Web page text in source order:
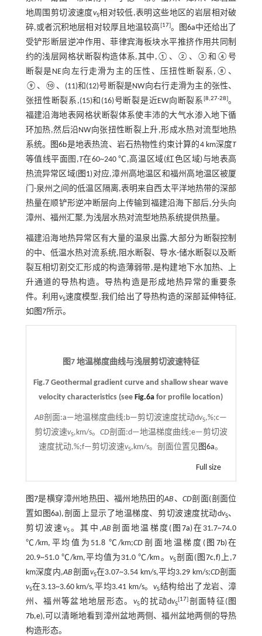
地周围剪切波速度vS相对较低,表明这些地区的岩层相对破
碎,或者沉积地层相对较厚且地温较高 [17]。 图6a中还给出了
受铲形断层逆冲作用、菲律宾海板块水平推挤作用共同制
约的浅层网格状断裂构造体系,其中,①、②、③和④号
断裂是NE向左行走滑为主的压性、压扭性断裂系,⑧、
⑨、⑩、(11)和(12)号断裂是NW向右行走滑为主的张性、
张扭性断裂系,(15)和(16)号断裂是近EW向断裂系 [8,27-28]。
福建沿海地表网格状断裂体系使丰沛的大气水渗入地下循
环加热,然后沿NW向张扭性断裂上升,形成水热对流型地热
系统。
图6b是地表热流、岩石热物性约束计算的4 km深度T
等值线平面图,T在60~240 ℃,高温区域(红色区域)与地表高
热流异常区域(图1)对应,漳州高地温区和福州高地温区被厦
门-泉州之间的低温区隔离,表明来自西太平洋地热带的深部
热量在顺铲形逆冲断层向上传输到福建沿海下部后,分头向
漳州、福州汇聚,为浅层水热对流型地热系统提供热量。
福建沿海地热异常区有大量的温泉出露,大部分为断裂控制
的中、低温水热对流系统,阻水断裂、导水-储水断裂以及断
裂互相切割交汇形成的构造薄弱带,是构建地下水加热、上
升通道的导热构造。导热构造是形成地热异常的重要条
件。利用 vS速度模型,我们给出了导热构造的深部延伸特征,
如 图7所示。
图7 地温梯度曲线与浅层剪切波速特征
Fig.7 Geothermal gradient curve and shallow shear wave
velocity characteristics (seeFig.6a for profile location)
AB剖面:a—地温梯度曲线;b—剪切波速度扰动dvS,%;c—
剪切波速vS,km/s。 CD剖面:d—地温梯度曲线;e—剪切波
速度扰动,%;f—剪切波速vS,km/s。剖面位置见图6a。
Full size
图7是横穿漳州地热田、福州地热田的AB 、CD剖面(剖面位
置如 图6a),剖面上显示了地温梯度、剪切波速度扰动dvS、
剪切波速vS。其中,AB 剖面地温梯度(图7a)在31.7~74.0
℃/km,平均值为51.8 ℃/km;CD 剖面地温梯度(图7b)在
20.9~51.0 ℃/km,平均值为31.0 ℃/km。 vS剖面( 图7c,f)上,7
km深度内,AB剖面vS在3.07~3.54 km/s,平均3.29 km/s;CD剖面
vS在3.13~3.60 km/s,平均3.41 km/s。 vS结构给出了龙岩、漳
州、福州等盆地地层形态。 vS的扰动dvS
[17] 剖面特征( 图
7b,e),可以清晰地看到漳州盆地两侧、福州盆地两侧的导热
构造形态。